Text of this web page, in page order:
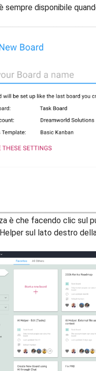
sempre disponibile
è che facendo clic sul
sul lato destro